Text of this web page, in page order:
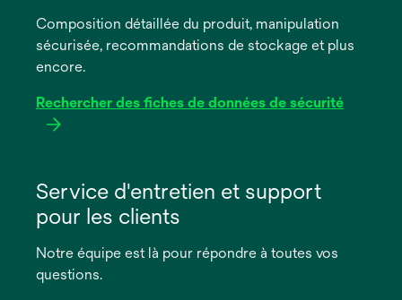
nouvel
onglet
Composition détaillée du produit, manipulation
sécurisée, recommandations de stockage et plus
encore.
Rechercher des fiches de données de sécurité
dans
nouvel
onglet
Service d'entretien et support
pour les clients
Notre équipe est là pour répondre à toutes vos
questions.